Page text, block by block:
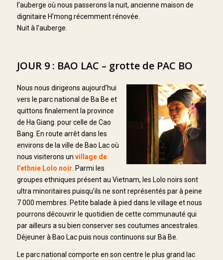
l’auberge où nous passerons la nuit, ancienne maison de
dignitaire H’mong récemment rénovée.
Nuit à l’auberge.
JOUR 9 : BAO LAC – grotte de PAC BO
Nous nous dirigeons aujourd’hui
vers le parc national de Ba Be et
quittons finalement la province
de Ha Giang. pour celle de Cao
Bang. En route arrêt dans les
environs de la ville de Bao Lac où
nous visiterons un village de
l’ethnie Lolo noir. Parmi les
groupes ethniques présent au Vietnam, les Lolo noirs sont
ultra minoritaires puisqu’ils ne sont représentés par à peine
7 000 membres. Petite balade à pied dans le village et nous
pourrons découvrir le quotidien de cette communauté qui
par ailleurs a su bien conserver ses coutumes ancestrales.
Déjeuner à Bao Lac puis nous continuons sur Ba Be.
Le parc national comporte en son centre le plus grand lac